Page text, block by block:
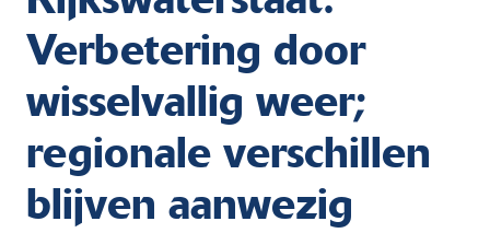
Verbetering door
wisselvallig weer;
regionale verschillen
blijven aanwezig